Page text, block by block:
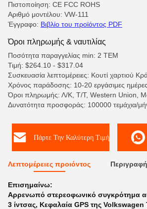
Πιστοποίηση: CE FCC ROHS
Αριθμό μοντέλου: VW-111
Έγγραφο: Βιβλίο του προϊόντος PDF
Όροι πληρωμής & ναυτιλίας
Ποσότητα παραγγελίας min: 2 ΤΕΜ
Τιμή: $264.10 - $317.04
Συσκευασία λεπτομέρειες: Κουτί χαρτιού
Χρόνος παράδοσης: 10-20 εργάσιμες ημέρες
Όροι πληρωμής: Λ/Κ, Τ/Τ, Western Union,
Δυνατότητα προσφοράς: 100000 τεμάχια/
Πάρτε Την Καλύτερη Τιμή
Λεπτομέρειες προιόντος
Επισημαίνω:
Αρρενωπό στερεοφωνικό συγκρότημα
3 ίντσας, Κεφαλαία GPS της Volkswagen